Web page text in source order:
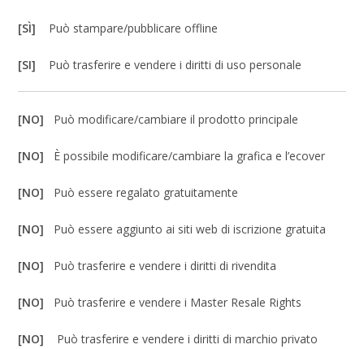
[SÌ] Può stampare/pubblicare offline
[SI] Può trasferire e vendere i diritti di uso personale
[NO] Può modificare/cambiare il prodotto principale
[NO] È possibile modificare/cambiare la grafica e l’ecover
[NO] Può essere regalato gratuitamente
[NO] Può essere aggiunto ai siti web di iscrizione gratuita
[NO] Può trasferire e vendere i diritti di rivendita
[NO] Può trasferire e vendere i Master Resale Rights
[NO] Può trasferire e vendere i diritti di marchio privato